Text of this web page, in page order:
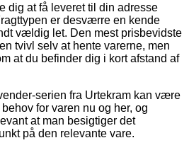
dig at få leveret til din adresse
er desværre en kende
vældig let. Den mest prisbevidste
tvivl selv at hente varerne, men
at du befinder dig i kort afstand af
serien fra Urtekram kan være
for varen nu og her, og
at man besigtiger det
på den relevante vare.